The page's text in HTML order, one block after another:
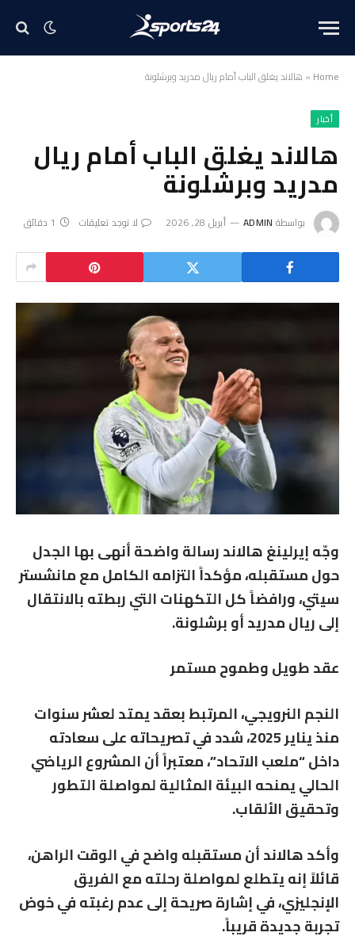
Home
» هالاند يغلق الباب أمام ريال مدريد وبرشلونة
أخبار
هالاند يغلق الباب أمام ريال
مدريد وبرشلونة
بواسطة ADMIN أبريل 28, 2026 لا توجد تعليقات 1 دقائق
وجّهإيرلينغ هالاندرسالة واضحة أنهى بها الجدل
حول مستقبله، مؤكداً التزامه الكامل معمانشستر
سيتي، ورافضاً كل التكهنات التي ربطته بالانتقال
إلىريال مدريدأوبرشلونة.
عقد طويل وطموح مستمر
النجم النرويجي، المرتبط بعقد يمتد لعشر سنوات
منذ يناير 2025، شدد في تصريحاته على سعادته
داخل “ملعب الاتحاد”، معتبراً أن المشروع الرياضي
الحالي يمنحه البيئة المثالية لمواصلة التطور
وتحقيق الألقاب.
وأكد هالاند أن مستقبله واضح في الوقت الراهن،
قائلاً إنه يتطلع لمواصلة رحلته مع الفريق
الإنجليزي، في إشارة صريحة إلى عدم رغبته في خوض
تجربة جديدة قريباً.